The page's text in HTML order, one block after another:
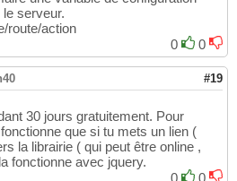
serveur.
route/action
0
0
#19
30 jours gratuitement. Pour
que si tu mets un lien (
la librairie ( qui peut être online ,
fonctionne avec jquery.